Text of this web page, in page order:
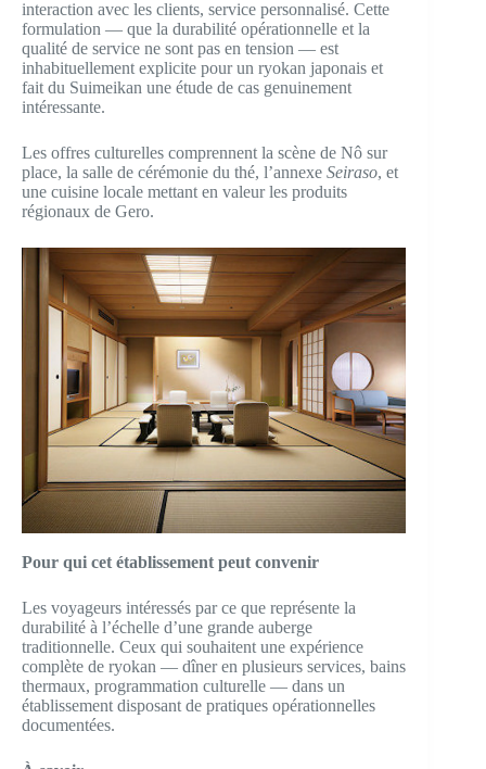
interaction avec les clients, service personnalisé. Cette
formulation — que la durabilité opérationnelle et la
qualité de service ne sont pas en tension — est
inhabituellement explicite pour un ryokan japonais et
fait du Suimeikan une étude de cas genuinement
intéressante.
Les offres culturelles comprennent la scène de Nô sur
place, la salle de cérémonie du thé, l’annexe Seiraso, et
une cuisine locale mettant en valeur les produits
régionaux de Gero.
Pour qui cet établissement peut convenir
Les voyageurs intéressés par ce que représente la
durabilité à l’échelle d’une grande auberge
traditionnelle. Ceux qui souhaitent une expérience
complète de ryokan — dîner en plusieurs services, bains
thermaux, programmation culturelle — dans un
établissement disposant de pratiques opérationnelles
documentées.